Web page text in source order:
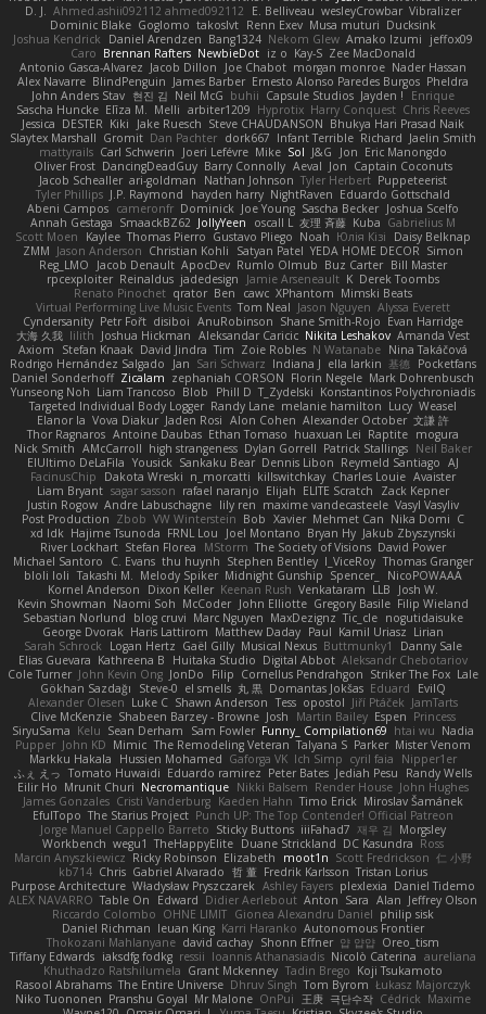
D. J. Ahmed.ashii092112 ahmed092112 E. Belliveau wesleyCrowbar Vibralizer
Dominic Blake Goglomo takoslvt Renn Exev Musa muturi Ducksink
Joshua Kendrick
Daniel Arendzen Bang1324 Nekom Glew Amako Izumi
jeffox09
Caro Brennan Rafters NewbieDot iz o Kay-S Zee MacDonald
Antonio Gasca-Alvarez Jacob Dillon Joe Chabot morgan monroe Nader Hassan
Alex Navarre BlindPenguin James Barber Ernesto Alonso Paredes Burgos Pheldra
John Anders Stav 현진 김 Neil McG buhii Capsule Studios Jayden !
Enrique
Sascha Huncke Elīza M. Melli arbiter1209 Hyprotix Harry Conquest Chris Reeves
Jessica DESTER Kiki Jake Ruesch Steve CHAUDANSON Bhukya Hari Prasad Naik
Slaytex Marshall Gromit Dan Pachter dork667 Infant Terrible Richard Jaelin Smith
mattyrails Carl Schwerin Joeri Lefévre Mike Sol J&G Jon Eric Manongdo
Oliver Frost DancingDeadGuy Barry Connolly Aeval Jon Captain Coconuts
Jacob Schealler ari-goldman Nathan Johnson Tyler Herbert Puppeteerist
Tyler Phillips J.P. Raymond hayden harry NightRaven Eduardo Gottschald
Abeni Campos cameronfr Dominick Joe Young Sascha Becker Joshua Scelfo
Annah Gestaga SmaackBZ62 JollyYeen oscall L 友理 斉藤 Kuba Gabrielius M
Scott Moen
Kaylee Thomas Pierro Gustavo Pliego Noah Юлія Кізі
Daisy Belknap
ZMM Jason Anderson Christian Kohli Satyan Patel YEDA HOME DECOR Simon
Reg_LMO
Jacob Denault ApocDev Rumlo Olmub Buz Carter Bill Master
rpcexploiter Reinaldus jadedesign Jamie Arseneault K Derek Toombs
Renato Pinochet qrator Ben cawc XPhantom Mimski Beats
Virtual Performing Live Music Events Tom Neal Jason Nguyen Alyssa Everett
Cyndersanity Petr Fořt disiboi AnuRobinson Shane Smith-Rojo Evan Harridge
大海 久我 lilith Joshua Hickman Aleksandar Caricic Nikita Leshakov Amanda Vest
Axiom
Stefan Knaak David Jindra Tim Zoie Robles N Watanabe Nina Takáčová
Rodrigo Hernández Salgado
Jan Sari Schwarz Indiana J ella larkin 基德 Pocketfans
Daniel Sonderhoff Zicalam zephaniah CORSON Florin Negele Mark Dohrenbusch
Yunseong Noh Liam Trancoso Blob Phill D T_Zydelski Konstantinos Polychroniadis
Targeted Individual Body Logger Randy Lane melanie hamilton Lucy Weasel
Elanor la Vova Diakur Jaden Rosi Alon Cohen Alexander October 文謙 許
Thor Ragnaros Antoine Daubas Ethan Tomaso huaxuan Lei Raptite mogura
Nick Smith AMcCarroll high strangeness Dylan Gorrell Patrick Stallings Neil Baker
ElUltimo DeLaFila Yousick Sankaku Bear Dennis Libon Reymeld Santiago AJ
FacinusChip
Dakota Wreski n_morcatti killswitchkay Charles Louie Avaister
Liam Bryant sagar sasson rafael naranjo Elijah ELITE Scratch
Zack Kepner
Justin Rogow Andre Labuschagne lily ren maxime vandecasteele Vasyl Vasyliv
Post Production Zbob VW Winterstein Bob Xavier Mehmet Can Nika Domi C
xd Idk Hajime Tsunoda FRNL Lou Joel Montano Bryan Hy Jakub Zbyszynski
River Lockhart Stefan Florea MStorm The Society of Visions David Power
Michael Santoro
C. Evans thu huynh Stephen Bentley I_ViceRoy Thomas Granger
bloli loli Takashi M. Melody Spiker Midnight Gunship Spencer_
NicoPOWAAA
Kornel Anderson
Dixon Keller Keenan Rush Venkataram LLB
Josh W.
Kevin Showman Naomi Soh McCoder John Elliotte Gregory Basile Filip Wieland
Sebastian Norlund
blog cruvi Marc Nguyen MaxDezignz Tic_cle nogutidaisuke
George Dvorak Haris Lattirom Matthew Daday Paul Kamil Uriasz Lirian
Sarah Schrock
Logan Hertz Gaël Gilly Musical Nexus Buttmunky1
Danny Sale
Elias Guevara Kathreena B Huitaka Studio Digital Abbot Aleksandr Chebotariov
Cole Turner John Kevin Ong JonDo Filip Cornellus Pendrahgon Striker The Fox Lale
Gökhan Sazdağı
Steve-0 el smells 丸 黒 Domantas Jokšas Eduard
EvilQ
Alexander Olesen Luke C Shawn Anderson Tess opostol Jiří Ptáček JamTarts
Clive McKenzie Shabeen Barzey - Browne Josh Martin Bailey Espen Princess
SiryuSama Kelu Sean Derham Sam Fowler Funny_ Compilation69 htai wu Nadia
Pupper John KD Mimic The Remodeling Veteran Talyana S Parker Mister Venom
Markku Hakala
Hussien Mohamed Gaforga VK Ich Simp cyril faia
Nipper1er
ふぇ えっ Tomato Huwaidi Eduardo ramirez Peter Bates Jediah Pesu
Randy Wells
Eilir Ho Mrunit Churi Necromantique Nikki Balsem Render House John Hughes
James Gonzales Cristi Vanderburg Kaeden Hahn Timo Erick Miroslav Šamánek
EfulTopo The Starius Project Punch UP: The Top Contender! Official Patreon
Jorge Manuel Cappello Barreto Sticky Buttons iiiFahad7 재우 김 Morgsley
Workbench wegu1 TheHappyElite Duane Strickland DC Kasundra Ross
Marcin Anyszkiewicz Ricky Robinson Elizabeth moot1n Scott Fredrickson 仁 小野
kb714 Chris Gabriel Alvarado 哲 董 Fredrik Karlsson Tristan Lorius
Purpose Architecture Władysław Pryszczarek Ashley Fayers plexlexia Daniel Tidemo
ALEX NAVARRO Table On Edward Didier Aerlebout Anton Sara Alan Jeffrey Olson
Riccardo Colombo OHNE LIMIT Gionea Alexandru Daniel philip sisk
Daniel Richman Ieuan King Karri Haranko Autonomous Frontier
Thokozani Mahlanyane david cachay Shonn Effner 얍 얍얍 Oreo_tism
Tiffany Edwards iaksdfg fodkg ressii Ioannis Athanasiadis Nicolò Caterina aureliana
Khuthadzo Ratshilumela Grant Mckenney Tadin Brego Koji Tsukamoto
Rasool Abrahams The Entire Universe Dhruv Singh Tom Byrom Łukasz Majorczyk
Niko Tuononen Pranshu Goyal Mr Malone OnPui 王庚 극단수작 Cédrick Maxime